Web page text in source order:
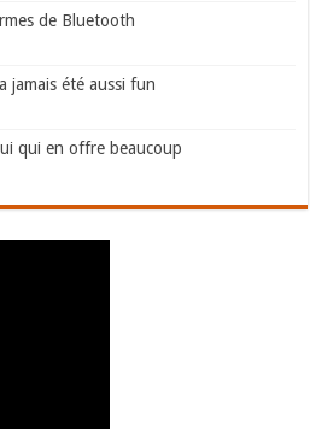
de Bluetooth
jamais été aussi fun
qui en offre beaucoup